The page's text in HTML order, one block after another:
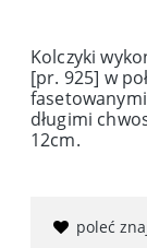
Kolczyki
[pr. 925] w
długimi
12cm.
poleć